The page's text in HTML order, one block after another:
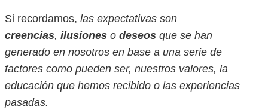
Si recordamos, las expectativas son
creencias, ilusiones o deseos que se han
generado en nosotros en base a una serie de
factores como pueden ser, nuestros valores, la
educación que hemos recibido o las experiencias
pasadas.